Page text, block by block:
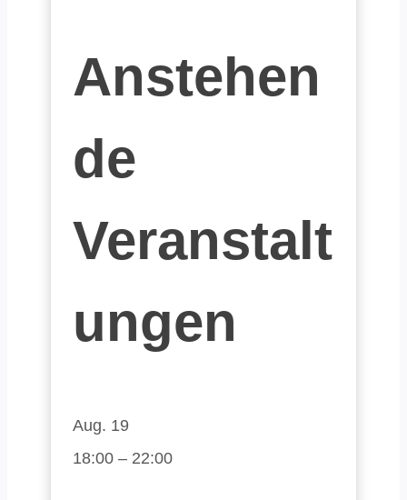
Anstehen
de
Veranstalt
ungen
Aug. 19
18:00 – 22:00